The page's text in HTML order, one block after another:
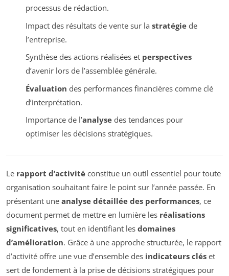
processus de rédaction.
Impact des résultats de vente sur la stratégiede
l’entreprise.
Synthèse des actions réalisées et perspectives
d’avenir lors de l’assemblée générale.
Évaluation des performances financières comme clé
d’interprétation.
Importance de l’analysedes tendances pour
optimiser les décisions stratégiques.
Le rapport d’activité constitue un outil essentiel pour toute
organisation souhaitant faire le point sur l’année passée. En
présentant une analyse détaillée des performances, ce
document permet de mettre en lumière les réalisations
significatives, tout en identifiant les domaines
d’amélioration. Grâce à une approche structurée, le rapport
d’activité offre une vue d’ensemble des indicateurs clés et
sert de fondement à la prise de décisions stratégiques pour